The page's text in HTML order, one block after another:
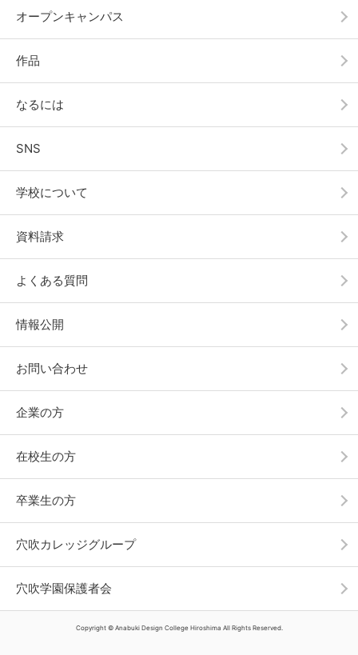
オープンキャンパス
作品
なるには
SNS
学校について
資料請求
よくある質問
情報公開
お問い合わせ
企業の方
在校生の方
卒業生の方
穴吹カレッジグループ
穴吹学園保護者会
Copyright © Anabuki Design College Hiroshima All Rights Reserved.